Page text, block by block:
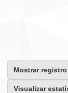
Mostrar
Visualizar